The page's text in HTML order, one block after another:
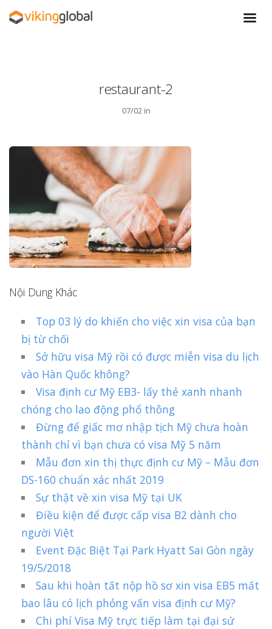
restaurant-2
07/02 in
Nội Dung Khác
Top 03 lý do khiến cho việc xin visa của bạn
bị từ chối
Sở hữu visa Mỹ rồi có được miễn visa du lịch
vào Hàn Quốc không?
Visa định cư Mỹ EB3- lấy thẻ xanh nhanh
chóng cho lao động phổ thông
Đừng để giấc mơ nhập tịch Mỹ chưa hoàn
thành chỉ vì bạn chưa có visa Mỹ 5 năm
Mẫu đơn xin thị thực định cư Mỹ – Mẫu đơn
DS-160 chuẩn xác nhất 2019
Sự thật về xin visa Mỹ tại UK
Điều kiện để được cấp visa B2 dành cho
người Việt
Event Đặc Biệt Tại Park Hyatt Sai Gòn ngày
19/5/2018
Sau khi hoàn tất nộp hồ sơ xin visa EB5 mất
bao lâu có lịch phỏng vấn visa định cư Mỹ?
Chi phí Visa Mỹ trực tiếp làm tại đại sứ